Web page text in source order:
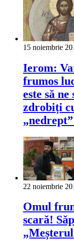
15 noiembrie
Ierom:
frumos
este să
zdrobiți
22 noiembrie
Omul
scară!